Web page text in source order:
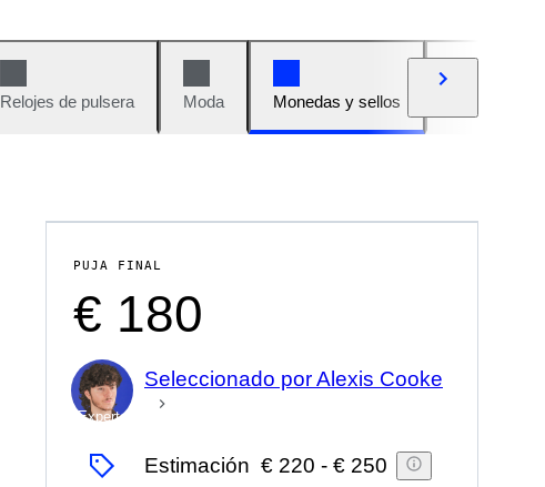
Relojes de pulsera Moda Monedas y sellos
PUJA FINAL
€ 180
Experto
Seleccionado por Alexis Cooke
Estimación € 220 - € 250